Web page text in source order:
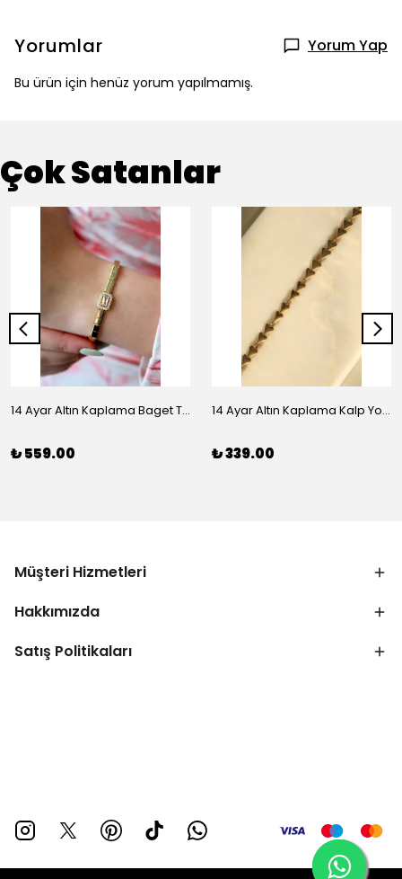
Yorumlar Yorum Yap
Bu ürün için henüz yorum yapılmamış.
Çok Satanlar
14 Ayar Altın Kaplama Baget Taşlı Vip Bileklik
₺ 559.00
14 Ayar Altın Kaplama Kalp Yolu Bileklik
₺ 339.00
Müşteri Hizmetleri
Hakkımızda
Satış Politikaları